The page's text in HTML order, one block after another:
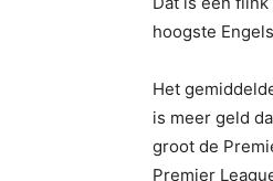
hoogste
Het
is meer geld
groot de
Premier